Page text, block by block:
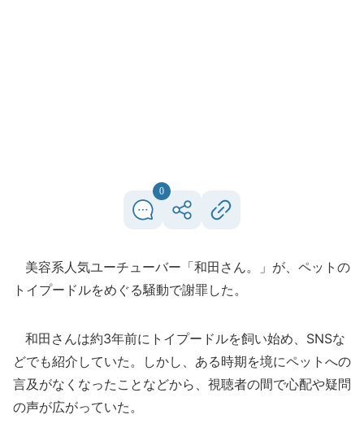
0
美容系人気ユーチューバー「和田さん。」が、ペットの
トイプードルをめぐる騒動で謝罪した。
和田さんは約3年前にトイプードルを飼い始め、SNSな
どでも紹介していた。しかし、ある時期を境にペットへの
言及がなくなったことなどから、視聴者の間で心配や疑問
の声が広がっていた。